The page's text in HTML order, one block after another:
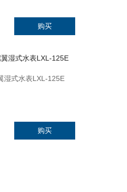
购买
湿式水表LXL-125E
购买